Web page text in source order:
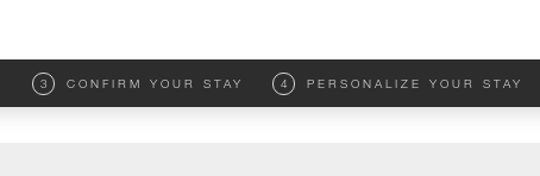
3 CONFIRM YOUR STAY 4 PERSONALIZE YOUR STAY